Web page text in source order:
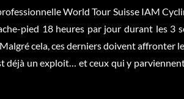
World Tour Suisse IAM
pied 18 heures par jour durant les 3
cela, ces derniers doivent affronter
déjà un exploit… et ceux qui y